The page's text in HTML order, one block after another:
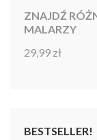
ZNAJDŹ
MALARZY
Oceniono
29,99 zł
BESTSELLER!